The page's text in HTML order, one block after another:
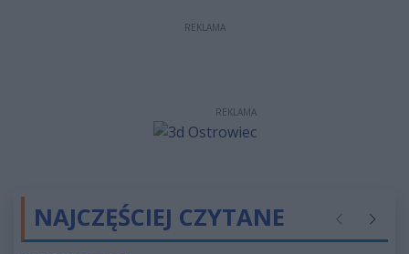
REKLAMA
REKLAMA
NAJCZĘŚCIEJ CZYTANE Poprzednie